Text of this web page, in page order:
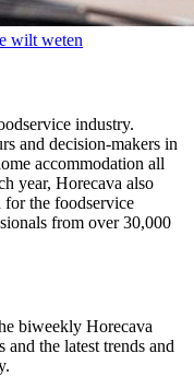
wilt weten
industry.
and decision-makers in
accommodation all
year, Horecava also
for the foodservice
from over 30,000
biweekly Horecava
the latest trends and